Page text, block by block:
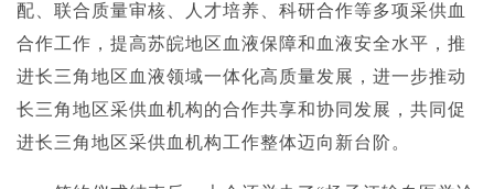
配、联合质量审核、人才培养、科研合作等多项采供血
合作工作，提高苏皖地区血液保障和血液安全水平，推
进长三角地区血液领域一体化高质量发展，进一步推动
长三角地区采供血机构的合作共享和协同发展，共同促
进长三角地区采供血机构工作整体迈向新台阶。